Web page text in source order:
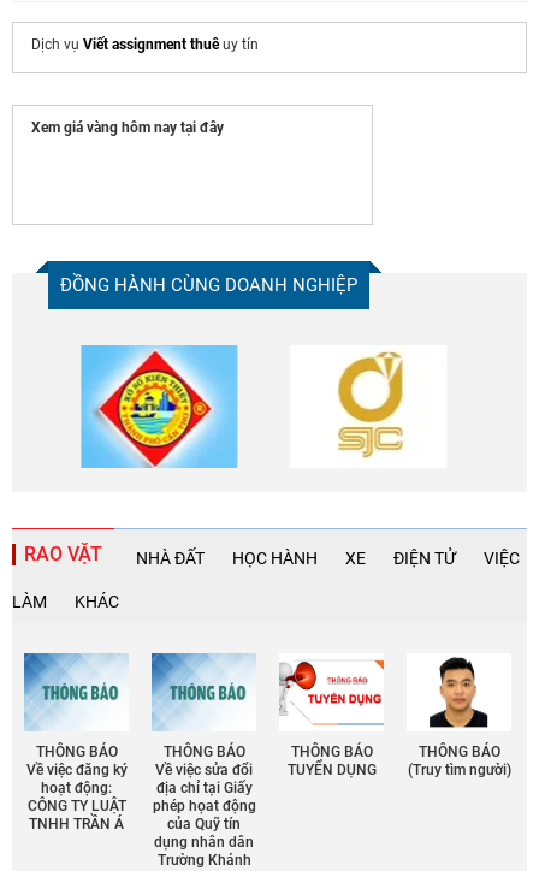
Dịch vụ Viết assignment thuêuy tín
Xem giá vàng hôm nay tại đây
ĐỒNG HÀNH CÙNG DOANH NGHIỆP
RAO VẶT NHÀ ĐẤT HỌC HÀNH XE ĐIỆN TỬ VIỆC
LÀM KHÁC
THÔNG BÁO
Về việc đăng ký
hoạt động:
CÔNG TY LUẬT
TNHH TRẦN Á
THÔNG BÁO
Về việc sửa đổi
địa chỉ tại Giấy
phép họat động
của Quỹ tín
dụng nhân dân
Trường Khánh
THÔNG BÁO
TUYỂN DỤNG
THÔNG BÁO
(Truy tìm người)